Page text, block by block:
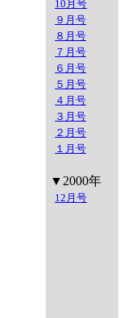
10月号
９月号
８月号
７月号
６月号
５月号
４月号
３月号
２月号
１月号
▼2000年
12月号